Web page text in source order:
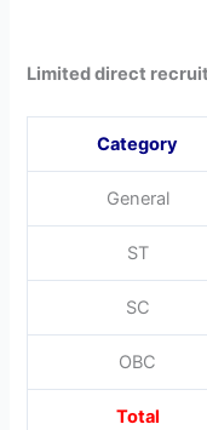
Limited direct
Category
General
ST
SC
OBC
Total